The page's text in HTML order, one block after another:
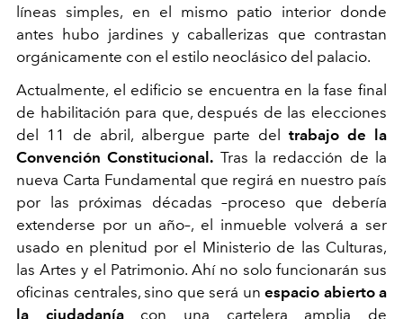
líneas simples, en el mismo patio interior donde
antes hubo jardines y caballerizas que contrastan
orgánicamente con el estilo neoclásico del palacio.
Actualmente, el edificio se encuentra en la fase final
de habilitación para que, después de las elecciones
del 11 de abril, albergue parte del trabajo de la
Convención Constitucional. Tras la redacción de la
nueva Carta Fundamental que regirá en nuestro país
por las próximas décadas –proceso que debería
extenderse por un año–, el inmueble volverá a ser
usado en plenitud por el Ministerio de las Culturas,
las Artes y el Patrimonio. Ahí no solo funcionarán sus
oficinas centrales, sino que será un espacio abierto a
la ciudadanía con una cartelera amplia de